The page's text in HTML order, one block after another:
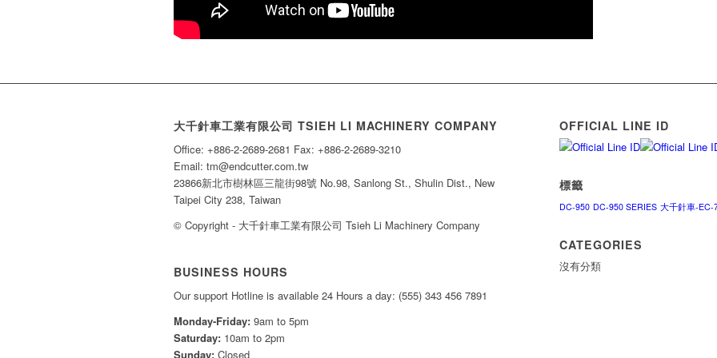
大千針車工業有限公司 TSIEH LI MACHINERY COMPANY
Office: +886-2-2689-2681 Fax: +886-2-2689-3210
Email: tm@endcutter.com.tw
23866新北市樹林區三龍街98號 No.98, Sanlong St., Shulin Dist., New
Taipei City 238, Taiwan
© Copyright - 大千針車工業有限公司 Tsieh Li Machinery Company
BUSINESS HOURS
Our support Hotline is available 24 Hours a day: (555) 343 456 7891
Monday-Friday: 9am to 5pm
Saturday: 10am to 2pm
Sunday: Closed
OFFICIAL LINE ID
標籤
DC-950 DC-950 SERIES 大千針車-EC-
CATEGORIES
沒有分類